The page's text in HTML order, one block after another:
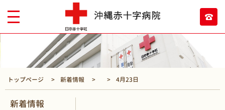
トップページ 新着情報 4月23日
新着情報